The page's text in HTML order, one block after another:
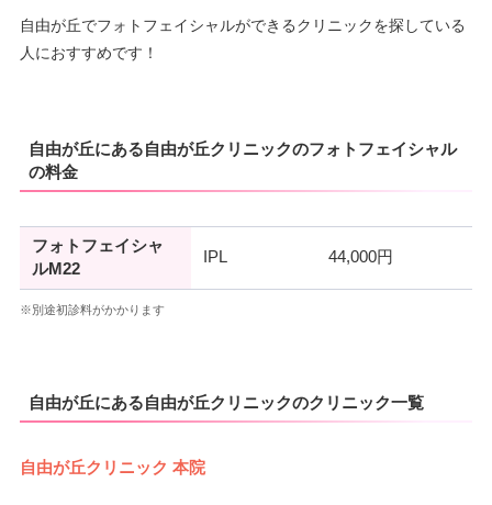
自由が丘でフォトフェイシャルができるクリニックを探している
人におすすめです！
自由が丘にある自由が丘クリニックのフォトフェイシャル
の料金
フォトフェイシャ
ルM22
IPL 44,000円
※別途初診料がかかります
自由が丘にある自由が丘クリニックのクリニック一覧
自由が丘クリニック 本院